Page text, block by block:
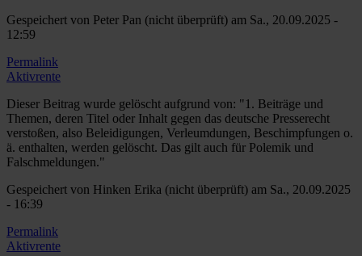
Gespeichert von Peter Pan (nicht überprüft) am Sa., 20.09.2025 -
12:59
Permalink
Aktivrente
Dieser Beitrag wurde gelöscht aufgrund von: "1. Beiträge und
Themen, deren Titel oder Inhalt gegen das deutsche Presserecht
verstoßen, also Beleidigungen, Verleumdungen, Beschimpfungen o.
ä. enthalten, werden gelöscht. Das gilt auch für Polemik und
Falschmeldungen."
Gespeichert von Hinken Erika (nicht überprüft) am Sa., 20.09.2025
- 16:39
Permalink
Aktivrente